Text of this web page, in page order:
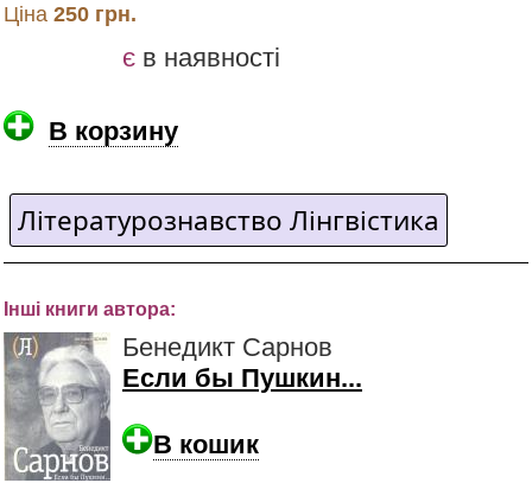
Ціна 250 грн.
є в наявності
В корзину
Літературознавство Лінгвістика
Інші книги автора:
Бенедикт Сарнов
Если бы Пушкин...
В кошик